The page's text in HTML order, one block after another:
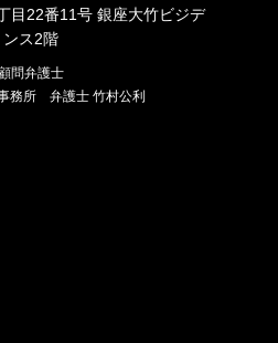
目22番11号 銀座大竹ビジデ
ンス2階
顧問弁護士
務所 弁護士 竹村公利